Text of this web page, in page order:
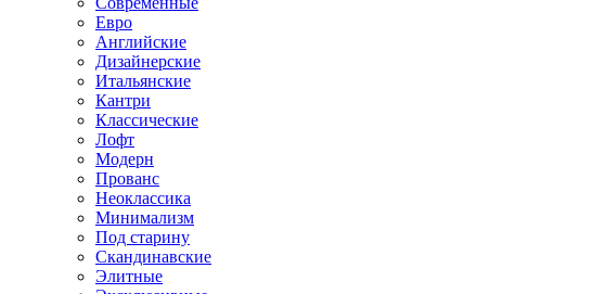
Евро
Английские
Дизайнерские
Итальянские
Кантри
Классические
Лофт
Модерн
Прованс
Неоклассика
Минимализм
Под старину
Скандинавские
Элитные